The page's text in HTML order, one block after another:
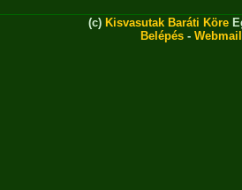
(c) Kisvasutak Baráti Köre
Belépés - Webmail